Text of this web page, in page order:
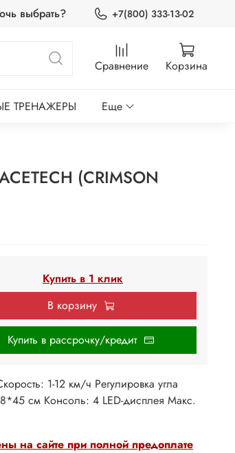
выбрать? +7(800) 333-13-02
Сравнение Корзина
ТРЕНАЖЕРЫ Еще
(CRIMSON
Купить в 1 клик
В корзину
Купить в рассрочку/кредит
на сайте при полной предоплате
1-12 км/ч Регулировка угла
см Консоль: 4 LED-дисплея Макс.